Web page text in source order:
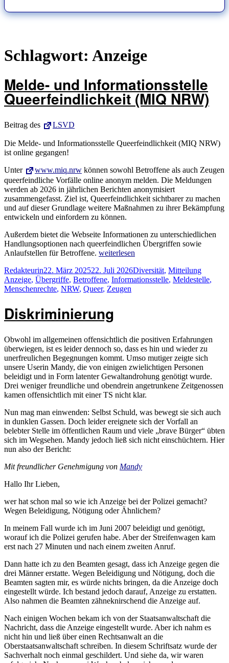
Schlagwort: Anzeige
Melde- und Informationsstelle
Queerfeindlichkeit (MIQ NRW)
Beitrag des LSVD
Die Melde- und Informationsstelle Queerfeindlichkeit (MIQ NRW)
ist online gegangen!
Unter
www.miq.nrw können sowohl Betroffene als auch Zeugen
queerfeindliche Vorfälle online anonym melden. Die Meldungen
werden ab 2026 in jährlichen Berichten anonymisiert
zusammengefasst. Ziel ist, Queerfeindlichkeit sichtbarer zu machen
und auf dieser Grundlage weitere Maßnahmen zu ihrer Bekämpfung
entwickeln und einfordern zu können.
Außerdem bietet die Webseite Informationen zu unterschiedlichen
Handlungsoptionen nach queerfeindlichen Übergriffen sowie
Anlaufstellen für Betroffene. „Melde-
Informationsstelle
Queerfeindlichkeit
(MIQ
weiterlesen
Autor
RedakteurinVeröffentlicht
am
22. März 202522. Juli 2026Kategorien
Diversität, Mitteilung
Anzeige, Übergriffe, Betroffene, Informationsstelle, Meldestelle,
Menschenrechte, NRW, Queer, Zeugen
Diskriminierung
Obwohl im allgemeinen offensichtlich die positiven Erfahrungen
überwiegen, ist es leider dennoch so, dass es hin und wieder zu
unerfreulichen Begegnungen kommt. Umso mutiger zeigte sich
unsere Userin Mandy, die von einigen zwielichtigen Personen
beleidigt und in Form latenter Gewaltandrohung genötigt wurde.
Drei weniger freundliche und obendrein angetrunkene Zeitgenossen
kamen offensichtlich mit einer TS nicht klar.
Nun mag man einwenden: Selbst Schuld, was bewegt sie sich auch
in dunklen Gassen. Doch leider ereignete sich der Vorfall an
belebter Stelle im öffentlichen Raum und viele „brave Bürger“ übten
sich im Wegsehen. Mandy jedoch ließ sich nicht einschüchtern. Hier
nun also der Bericht:
Mit freundlicher Genehmigung von Mandy
Hallo Ihr Lieben,
wer hat schon mal so wie ich Anzeige bei der Polizei gemacht?
Wegen Beleidigung, Nötigung oder Ähnlichem?
In meinem Fall wurde ich im Juni 2007 beleidigt und genötigt,
worauf ich die Polizei gerufen habe. Aber der Streifenwagen kam
erst nach 27 Minuten und nach einem zweiten Anruf.
Dann hatte ich zu den Beamten gesagt, dass ich Anzeige gegen die
drei Männer erstatte. Wegen Beleidigung und Nötigung, doch die
Beamten sagten mir, es würde nichts bringen, da die Anzeige doch
eingestellt würde. Ich bestand jedoch darauf, Anzeige zu erstatten.
Also nahmen die Beamten zähneknirschend die Anzeige auf.
Nach einigen Wochen bekam ich von der Staatsanwaltschaft die
Nachricht, dass die Anzeige eingestellt wurde. Aber ich nahm es
nicht hin und ließ über einen Rechtsanwalt an die
Oberstaatsanwaltschaft schreiben. In diesem Schriftsatz wurde der
Sachverhalt noch einmal geschildert. Und siehe da, wir waren